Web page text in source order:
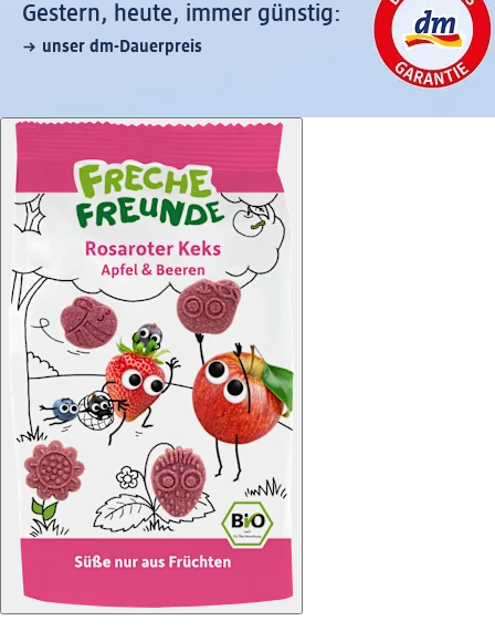
Gestern, heute, immer günstig:
unser dm-Dauerpreis